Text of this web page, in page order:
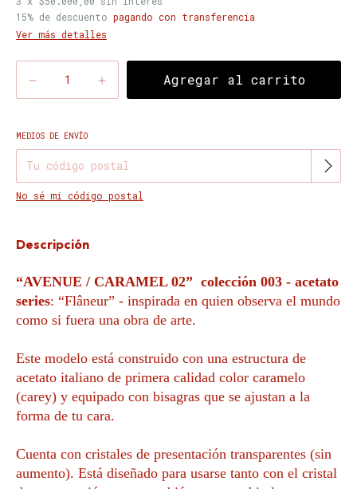
15% de descuento pagando con transferencia
Ver más detalles
Entregas para el CP:
MEDIOS DE ENVÍO
No sé mi código postal
Descripción
“AVENUE / CARAMEL 02” colección 003 - acetato
series: “Flâneur” - inspirada en quien observa el mundo
como si fuera una obra de arte.
Este modelo está construido con una estructura de
acetato italiano de primera calidad color caramelo
(carey) y equipado con bisagras que se ajustan a la
forma de tu cara.
Cuenta con cristales de presentación transparentes (sin
aumento). Está diseñado para usarse tanto con el cristal